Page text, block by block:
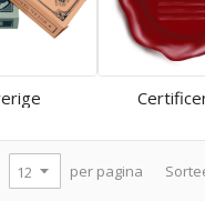
per pagina